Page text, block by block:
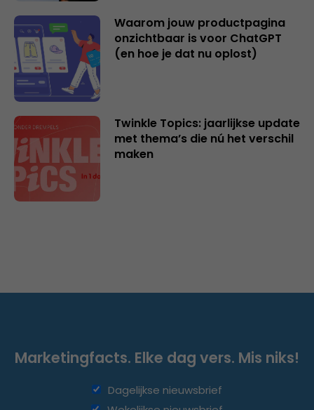
Waarom jouw productpagina
onzichtbaar is voor ChatGPT
(en hoe je dat nu oplost)
Twinkle Topics: jaarlijkse update
met thema’s die nú het verschil
maken
Marketingfacts. Elke dag vers. Mis niks!
Dagelijkse nieuwsbrief